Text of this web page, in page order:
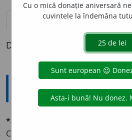
definiții (1) pronunțievolume_up (1)
Definiția cu ID-ul 561792:
Explicative DEX
*aductór, -oáre
Care apropie de corp părțile
Cu o mică donație aniversară
cuvintele la îndemâna